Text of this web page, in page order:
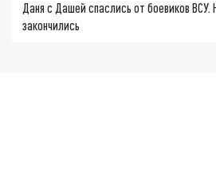
Даня с Дашей спаслись от боевиков
закончились